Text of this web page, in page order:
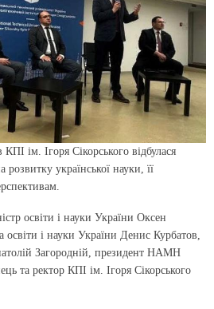
ім. Ігоря Сікорського відбулася
розвитку української науки, її
освіти і науки України Оксен
освіти і науки України Денис Курбатов,
Загородній, президент НАМН
та ректор КПІ ім. Ігоря Сікорського